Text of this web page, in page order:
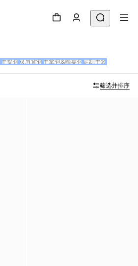
手提包 双肩背包 手拿包&晚宴包 定制手袋
筛选并排序